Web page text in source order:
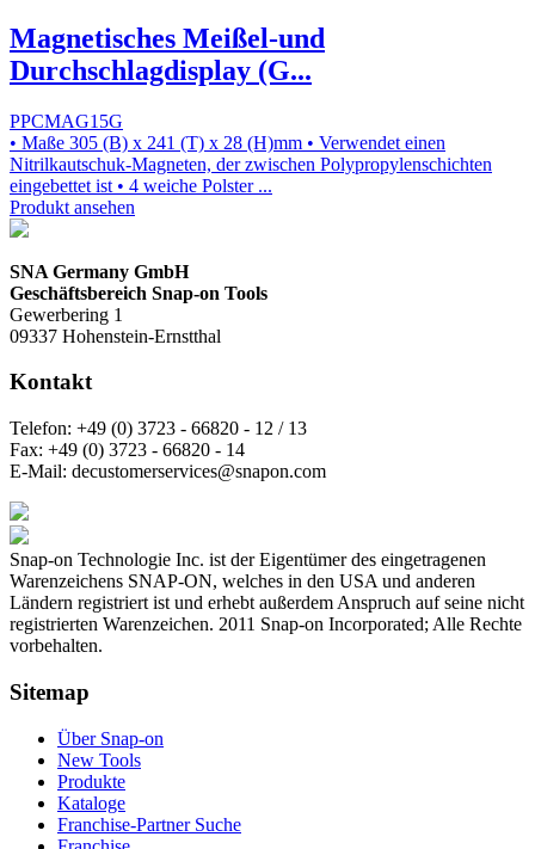
Magnetisches Meißel-und
Durchschlagdisplay (G...
PPCMAG15G
• Maße 305 (B) x 241 (T) x 28 (H)mm • Verwendet einen
Nitrilkautschuk-Magneten, der zwischen Polypropylenschichten
eingebettet ist • 4 weiche Polster ...
Produkt ansehen
SNA Germany GmbH
Geschäftsbereich Snap-on Tools
Gewerbering 1
09337 Hohenstein-Ernstthal
Kontakt
Telefon: +49 (0) 3723 - 66820 - 12 / 13
Fax: +49 (0) 3723 - 66820 - 14
E-Mail: decustomerservices@snapon.com
Snap-on Technologie Inc. ist der Eigentümer des eingetragenen
Warenzeichens SNAP-ON, welches in den USA und anderen
Ländern registriert ist und erhebt außerdem Anspruch auf seine nicht
registrierten Warenzeichen. 2011 Snap-on Incorporated; Alle Rechte
vorbehalten.
Sitemap
Über Snap-on
New Tools
Produkte
Kataloge
Franchise-Partner Suche